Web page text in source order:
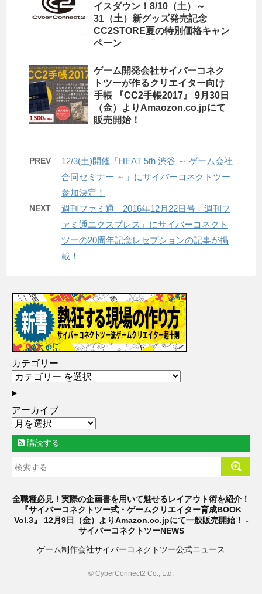
イスダウン！8/10（土）～
31（土）新グッズ発売記念
CC2STORE夏の特別価格キャン
ペーン
ゲーム開発会社サイバーコネク
トツーが作るクリエイター向け
手帳 『CC2手帳2017』 9月30日
（金）よりAmaozon.co.jpにて
販売開始！
PREV
12/3(土)開催「HEAT 5th 渋谷 ～ ゲーム会社
合同セミナー ～」にサイバーコネクトツー
参加決定！
NEXT
週刊ファミ通 2016年12月22日号「週刊フ
ァミ通エクスプレス」にサイバーコネクト
ツーの20周年記念レセプションの記事が掲
載！
カテゴリー
アーカイブ
購読する
全職種必見！実際の企画書を用いて魅せるレイアウト術を紹介！
『サイバーコネクトツー式・ゲームクリエイター育成BOOK
Vol.3』 12月9日（金）よりAmazon.co.jpにて一般販売開始！ -
サイバーコネクトツーNEWS
ゲーム制作会社サイバーコネクトツー公式ニュース
© CyberConnect2 Co., Ltd.